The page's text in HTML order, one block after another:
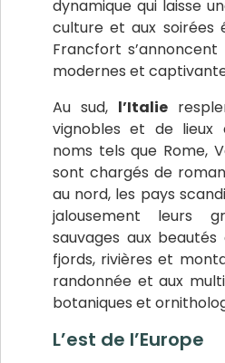
dynamique qui laisse
culture et aux soirées
Francfort
modernes et
Au sud, l’Italie
vignobles et de lieux
noms tels que Rome,
sont chargés de
au nord, les pays
jalousement leurs
sauvages aux beautés
fjords, rivières et
randonnée et aux
botaniques et
L’est de l’Europe